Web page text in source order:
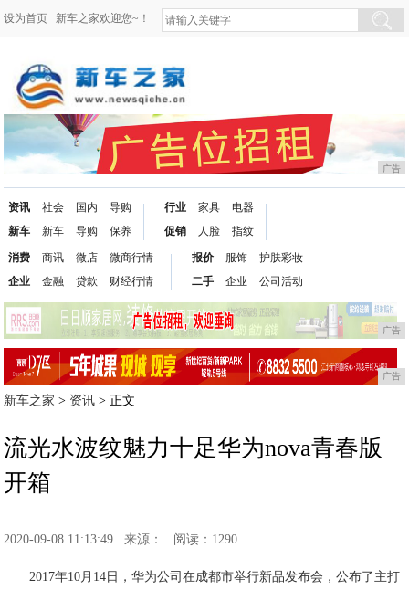
设为首页 新车之家欢迎您~！
广告
资讯
新车
社会
新车
国内
导购
导购
保养
行业
促销
家具
人脸
电器
指纹
消费
企业
商讯
金融
微店
贷款
微商行情
财经行情
报价
二手
服饰
企业
护肤彩妆
公司活动
广告
广告
新车之家 > 资讯 > 正文
流光水波纹魅力十足华为nova青春版
开箱
2020-09-08 11:13:49 来源： 阅读：1290
2017年10月14日，华为公司在成都市举行新品发布会，公布了主打